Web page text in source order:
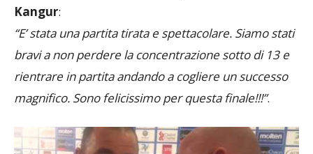
Kangur:
“E’ stata una partita tirata e spettacolare. Siamo stati
bravi a non perdere la concentrazione sotto di 13 e
rientrare in partita andando a cogliere un successo
magnifico. Sono felicissimo per questa finale!!!”.